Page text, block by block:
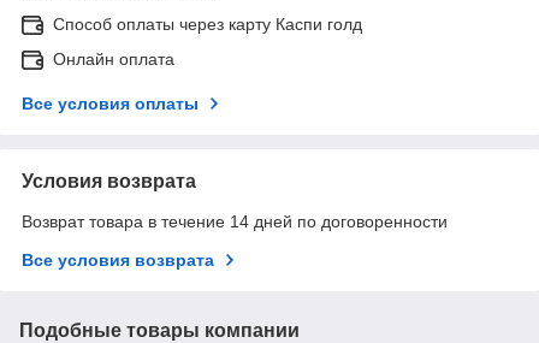
Способ оплаты через карту Каспи голд
Онлайн оплата
Все условия оплаты
Условия возврата
Возврат товара в течение 14 дней по договоренности
Все условия возврата
Подобные товары компании